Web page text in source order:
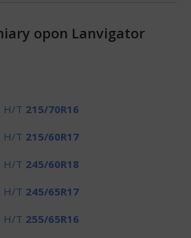
opon Lanvigator
H/T 215/70R16
H/T 215/60R17
H/T 245/60R18
H/T 245/65R17
H/T 255/65R16